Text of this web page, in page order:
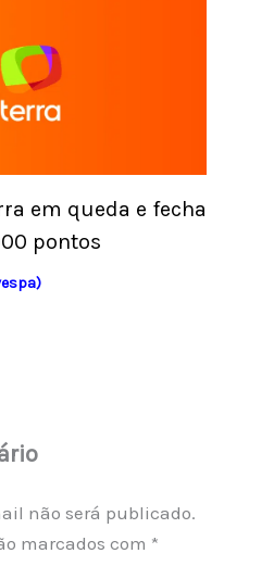
em queda e fecha
pontos
não será publicado.
marcados com *